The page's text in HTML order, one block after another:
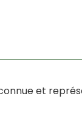
et